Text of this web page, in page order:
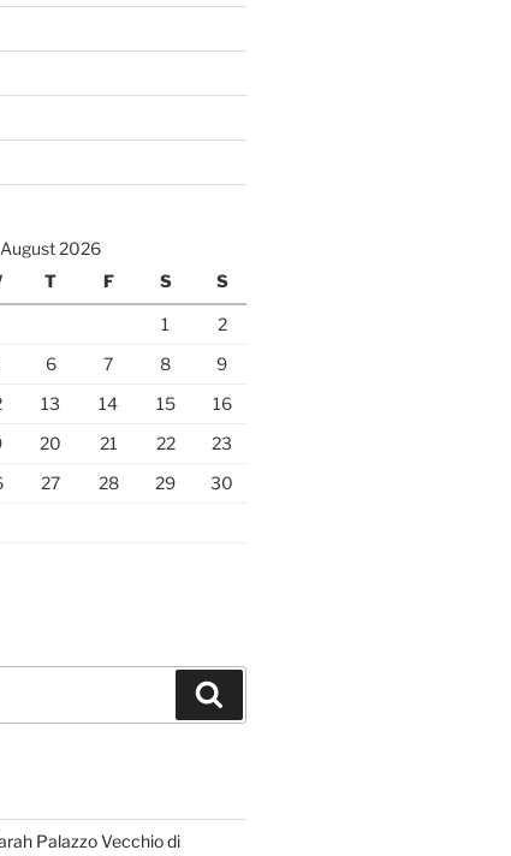
August 2026
T F S S
1
2
6 7 8
9
13 14 15
16
20 21 22
23
27 28 29
30
Palazzo Vecchio di